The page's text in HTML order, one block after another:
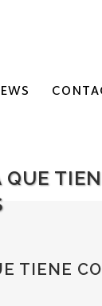
QUE
TIENE